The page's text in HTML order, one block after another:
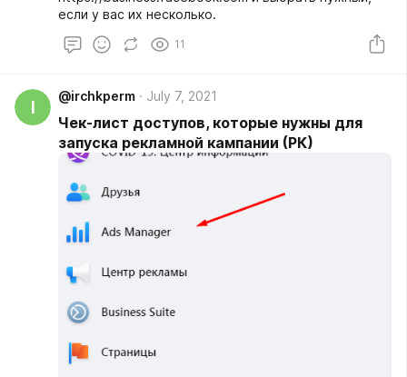
если у вас их несколько.
11
I
@irchkperm July 7, 2021
Чек-лист доступов, которые нужны для
запуска рекламной кампании (РК)